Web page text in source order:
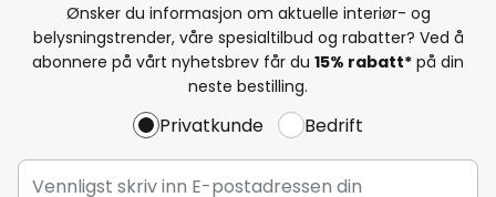
Ønsker du informasjon om aktuelle interiør- og
belysningstrender, våre spesialtilbud og rabatter? Ved å
abonnere på vårt nyhetsbrev får du 15% rabatt* på din
neste bestilling.
Privatkunde Bedrift